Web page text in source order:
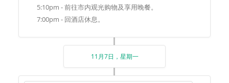
5:10pm - 前往市内观光购物及享用晚餐。
7:00pm - 回酒店休息。
11月7日，星期一